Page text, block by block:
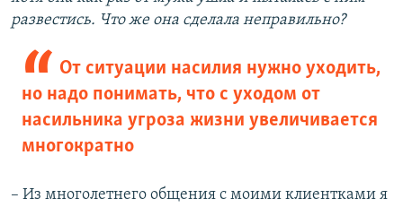
развестись. Что же она сделала неправильно?
От ситуации насилия нужно уходить,
но надо понимать, что с уходом от
насильника угроза жизни увеличивается
многократно
– Из многолетнего общения с моими клиентками я